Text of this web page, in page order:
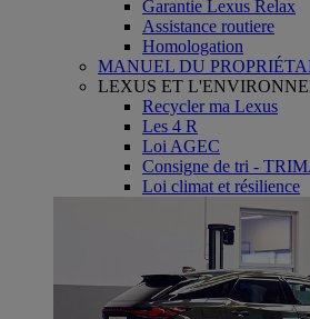
Garantie Lexus Relax
Assistance routiere
Homologation
MANUEL DU
LEXUS ET
Recycler ma Lexus
Les 4 R
Loi AGEC
Consigne de tri -
Loi climat et résilience